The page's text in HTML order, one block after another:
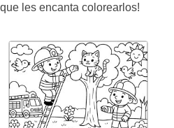
les encanta colorearlos!